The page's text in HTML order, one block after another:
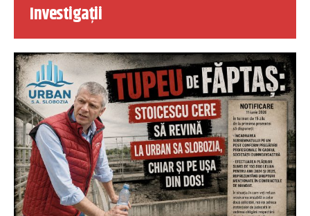
Investigații